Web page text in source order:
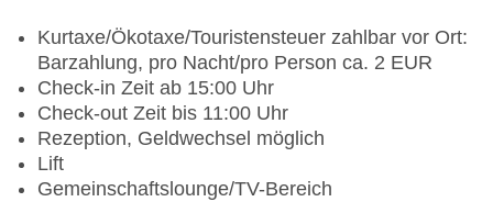
Kurtaxe/Ökotaxe/Touristensteuer zahlbar vor Ort:
Barzahlung, pro Nacht/pro Person ca. 2 EUR
Check-in Zeit ab 15:00 Uhr
Check-out Zeit bis 11:00 Uhr
Rezeption, Geldwechsel möglich
Lift
Gemeinschaftslounge/TV-Bereich